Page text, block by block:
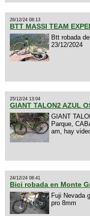
26/12/24 08:13
BTT MASSI TEAM
Btt robada
23/12/2024
25/12/24 13:04
GIANT TALON2 AZUL
GIANT
Parque,
am, hay
24/12/24 08:41
Bici robada en Monte
Fuji Nevada
pro 8mm